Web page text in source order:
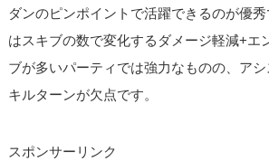
ダンのピンポイントで活躍できるのが優
はスキブの数で変化するダメージ軽減+エ
ブが多いパーティでは強力なものの、ア
キルターンが欠点です。
スポンサーリンク